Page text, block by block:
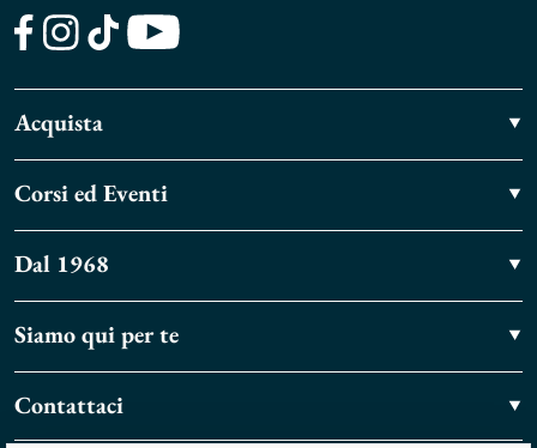
Acquista
Corsi ed Eventi
Dal 1968
Siamo qui per te
Contattaci